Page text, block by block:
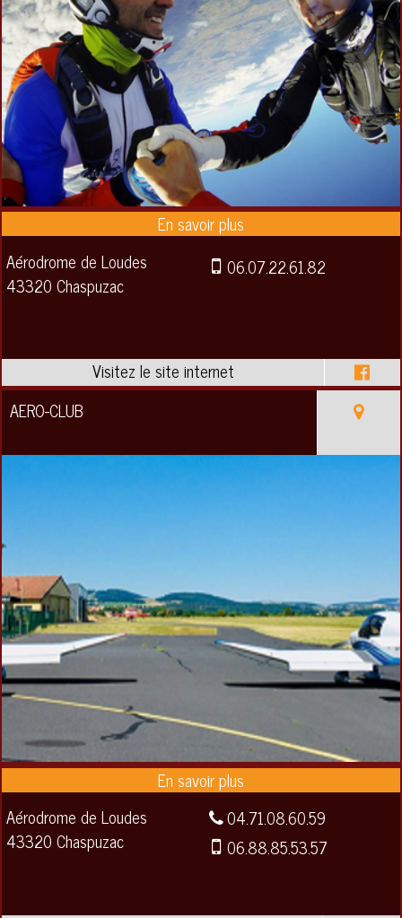
Aérodrome de Loudes
43320 Chaspuzac
06.07.22.61.82
AERO-CLUB
Aérodrome de Loudes
43320 Chaspuzac
04.71.08.60.59
06.88.85.53.57